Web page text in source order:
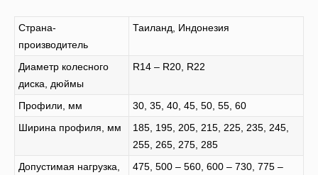
Страна-
производитель
Таиланд, Индонезия
Диаметр колесного
диска, дюймы
R14 – R20, R22
Профили, мм
30, 35, 40, 45, 50, 55, 60
Ширина профиля, мм
185, 195, 205, 215, 225, 235, 245,
255, 265, 275, 285
Допустимая нагрузка,
475, 500 – 560, 600 – 730, 775 –